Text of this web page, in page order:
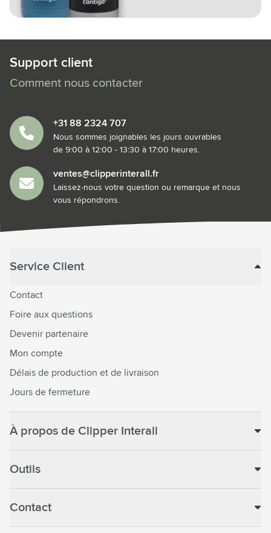
Support client
Comment nous contacter
+31 88 2324 707
Nous sommes joignables les jours ouvrables
de 9:00 à 12:00 - 13:30 à 17:00 heures.
ventes@clipperinterall.fr
Laissez-nous votre question ou remarque et nous
vous répondrons.
Service Client
Contact
Foire aux questions
Devenir partenaire
Mon compte
Délais de production et de livraison
Jours de fermeture
À propos de Clipper Interall
Outils
Contact